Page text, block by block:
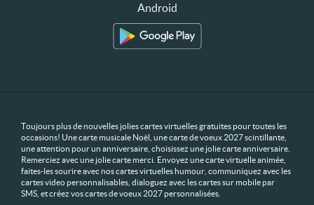
Android
Toujours plus de nouvelles jolies cartes virtuelles gratuites pour toutes les
occasions! Une carte musicale Noël, une carte de voeux 2027 scintillante,
une attention pour un anniversaire, choisissez une jolie carte anniversaire.
Remerciez avec une jolie carte merci. Envoyez une carte virtuelle animée,
faites-les sourire avec nos cartes virtuelles humour, communiquez avec les
cartes video personnalisables, dialoguez avec les cartes sur mobile par
SMS, et créez vos cartes de voeux 2027 personnalisées.